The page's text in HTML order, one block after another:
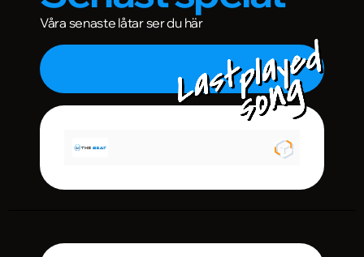
Våra senaste låtar ser du här